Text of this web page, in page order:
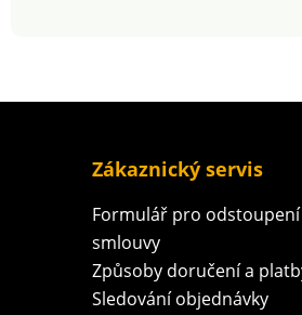
Zákaznický servis
Formulář pro
smlouvy
Způsoby doručení a
Sledování objednávky